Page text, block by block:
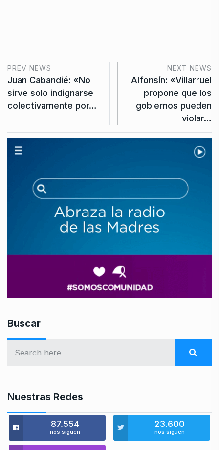
PREV NEWS
Juan Cabandié: «No
sirve solo indignarse
colectivamente por…
NEXT NEWS
Alfonsín: «Villarruel
propone que los
gobiernos pueden
violar…
Buscar
Nuestras Redes
87.554
nos siguen
23.600
nos siguen